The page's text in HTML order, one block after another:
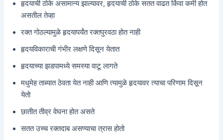
हृदयाची ठोके असामान्य झाल्यावर, हृदयाची ठोके सतत वाढत किंवा कमी होत
असतील तेव्हा
रक्त गोठल्यामुळे हृदयापर्यंत रक्तपुरवठा होत नाही
हृदयविकाराची गंभीर लक्षणे दिसून येतात
हृदयाच्या झडपामध्ये समस्या वाटू लागते
मधुमेह ताब्यात ठेवता येत नाही आणि त्यामुळे हृदयावर त्याचा परिणाम दिसून
येतो
छातीत तीव्र वेघना होत असते
सतत उच्च रक्तदाब असण्याचा त्रास होतो